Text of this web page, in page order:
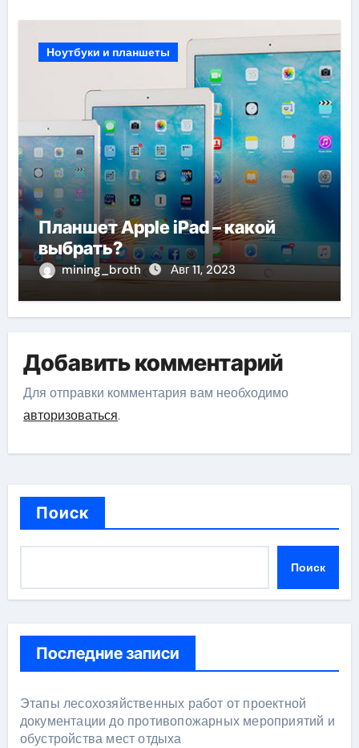
Ноутбуки и планшеты
Планшет Apple iPad – какой
выбрать?
mining_broth Авг 11, 2023
Добавить комментарий
Для отправки комментария вам необходимо
авторизоваться.
Поиск
Поиск
Последние записи
Этапы лесохозяйственных работ от проектной
документации до противопожарных мероприятий и
обустройства мест отдыха